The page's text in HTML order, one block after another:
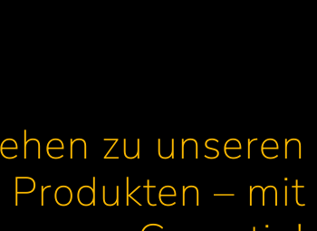
zu unseren
Produkten – mit